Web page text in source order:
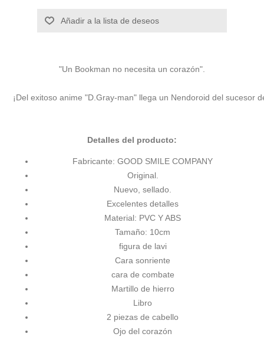
Añadir a la lista de deseos
"Un Bookman no necesita un corazón".
¡Del exitoso anime "D.Gray-man" llega un Nendoroid del
Detalles del producto:
Fabricante: GOOD SMILE COMPANY
Original.
Nuevo, sellado.
Excelentes detalles
Material: PVC Y ABS
Tamaño: 10cm
figura de lavi
Cara sonriente
cara de combate
Martillo de hierro
Libro
2 piezas de cabello
Ojo del corazón